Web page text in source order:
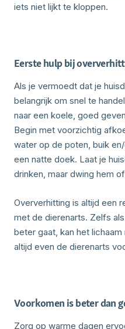
iets niet lijkt te kloppen.
Eerste hulp bij
Als je vermoedt dat je
belangrijk om snel te
naar een koele, goed
Begin met voorzichtig
water op de poten, buik
een natte doek. Laat je
drinken, maar dwing hem
Oververhitting is altijd een
met de dierenarts. Zelfs
beter gaat, kan het
altijd even de dierenarts
Voorkomen is beter dan
Zorg op warme dagen